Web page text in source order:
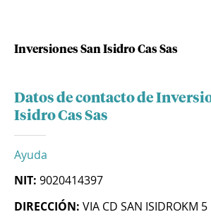
Inversiones San Isidro Cas Sas
Datos de contacto de
Isidro Cas Sas
Ayuda
NIT: 9020414397
DIRECCIÓN: VIA CD SAN ISIDROKM 5